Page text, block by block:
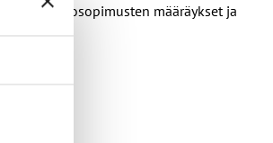
työehtosopimusten määräykset ja